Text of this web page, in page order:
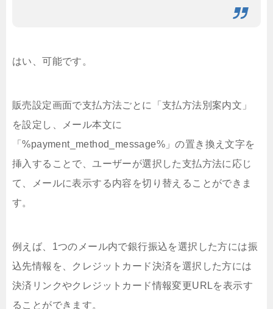
はい、可能です。
販売設定画面で支払方法ごとに「支払方法別案内文」
を設定し、メール本文に
「%payment_method_message%」の置き換え文字を
挿入することで、ユーザーが選択した支払方法に応じ
て、メールに表示する内容を切り替えることができま
す。
例えば、1つのメール内で銀行振込を選択した方には振
込先情報を、クレジットカード決済を選択した方には
決済リンクやクレジットカード情報変更URLを表示す
ることができます。